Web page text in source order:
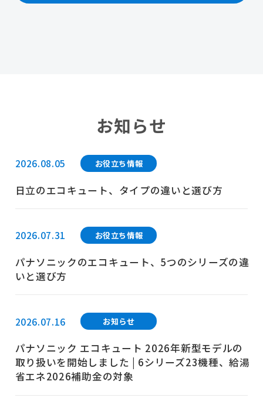
お知らせ
2026.08.05 お役立ち情報
日立のエコキュート、タイプの違いと選び方
2026.07.31 お役立ち情報
パナソニックのエコキュート、5つのシリーズの違
いと選び方
2026.07.16 お知らせ
パナソニック エコキュート 2026年新型モデルの
取り扱いを開始しました | 6シリーズ23機種、給湯
省エネ2026補助金の対象